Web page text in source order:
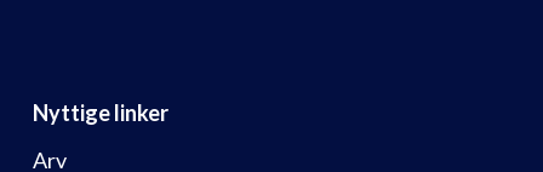
Nyttige linker
Arv